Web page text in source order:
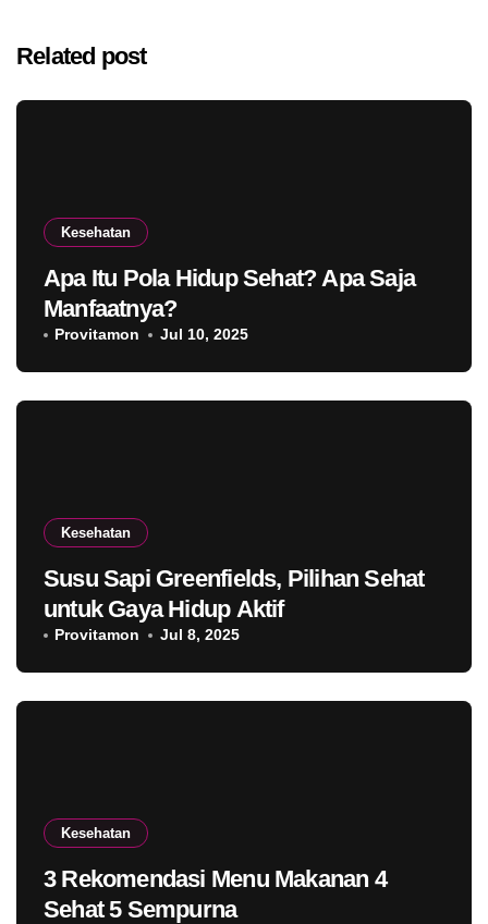
Related post
Kesehatan
Apa Itu Pola Hidup Sehat? Apa Saja
Manfaatnya?
Provitamon Jul 10, 2025
Kesehatan
Susu Sapi Greenfields, Pilihan Sehat
untuk Gaya Hidup Aktif
Provitamon Jul 8, 2025
Kesehatan
3 Rekomendasi Menu Makanan 4
Sehat 5 Sempurna